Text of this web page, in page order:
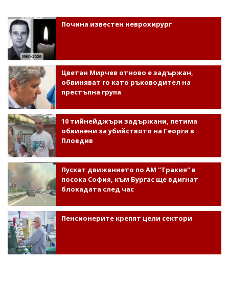
Почина известен неврохирург
Цветан Мирчев отново е задържан,
обвиняват го като ръководител на
престъпна група
10 тийнейджъри задържани, петима
обвинени за убийството на Георги в
Пловдив
Пускат движението по АМ "Тракия" в
посока София, към Бургас ще вдигнат
блокадата след час
Пенсионерите крепят цели сектори